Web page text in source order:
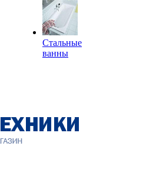
Стальные
ванны